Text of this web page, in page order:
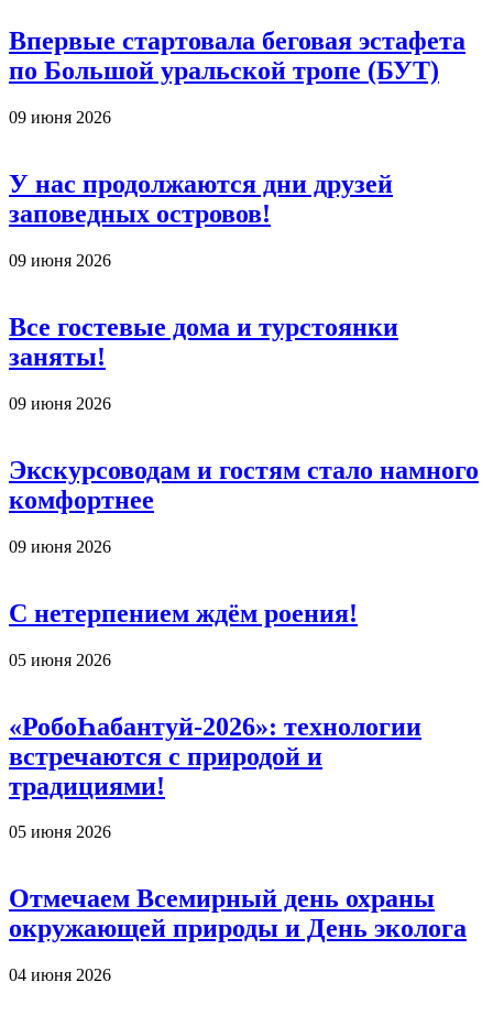
Впервые стартовала беговая эстафета
по Большой уральской тропе (БУТ)
09 июня 2026
У нас продолжаются дни друзей
заповедных островов!
09 июня 2026
Все гостевые дома и турстоянки
заняты!
09 июня 2026
Экскурсоводам и гостям стало намного
комфортнее
09 июня 2026
С нетерпением ждём роения!
05 июня 2026
«РобоҺабантуй-2026»: технологии
встречаются с природой и
традициями!
05 июня 2026
Отмечаем Всемирный день охраны
окружающей природы и День эколога
04 июня 2026